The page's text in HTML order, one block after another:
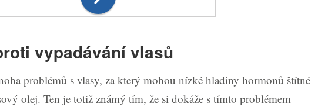
vypadávání vlasů
problémů s vlasy, za který mohou nízké hladiny hormonů štítné
olej. Ten je totiž známý tím, že si dokáže s tímto problémem